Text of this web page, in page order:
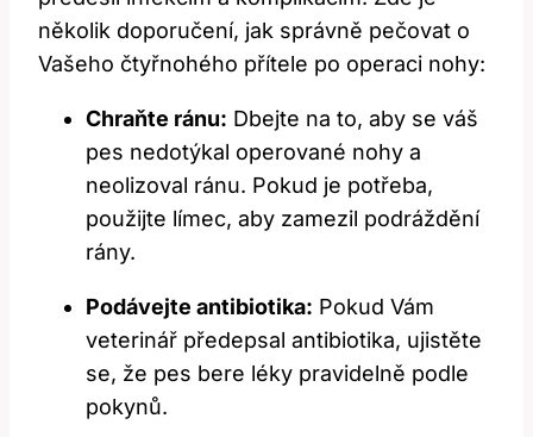
několik doporučení, jak správně pečovat o
Vašeho čtyřnohého přítele po operaci nohy:
Chraňte ránu: Dbejte na to, aby se váš
pes nedotýkal operované nohy a
neolizoval ránu. Pokud je potřeba,
použijte límec, aby zamezil podráždění
rány.
Podávejte antibiotika: Pokud Vám
veterinář předepsal antibiotika, ujistěte
se, že pes bere léky pravidelně podle
pokynů.